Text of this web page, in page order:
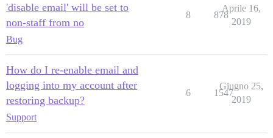
'disable email' will be set to
non-staff from no
Bug
8 878
Aprile 16,
2019
How do I re-enable email and
logging into my account after
restoring backup?
Support
6 1547
Giugno 25,
2019